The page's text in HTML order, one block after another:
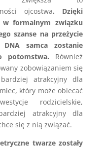
ojcostwa. Dzięki
formalnym związku
szanse na przeżycie
samca zostanie
potomstwa. Również
zobowiązaniem się
atrakcyjny dla
który może obiecać
rodzicielskie,
atrakcyjny dla
się z nią związać.
twarze zostały